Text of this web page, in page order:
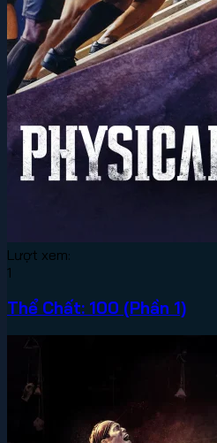
Lượt xem:
1
Thể Chất: 100 (Phần 1)